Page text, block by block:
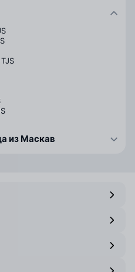
из Маскав